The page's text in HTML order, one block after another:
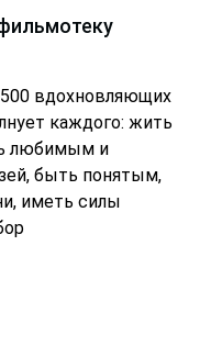
вдохновляющих
каждого: жить
любимым и
быть понятым,
иметь силы